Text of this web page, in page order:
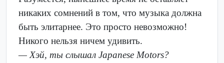
никаких сомнений в том, что музыка должна
быть элитарнее. Это просто невозможно!
Никого нельзя ничем удивить.
— Хэй, ты слышал Japanese Motors?